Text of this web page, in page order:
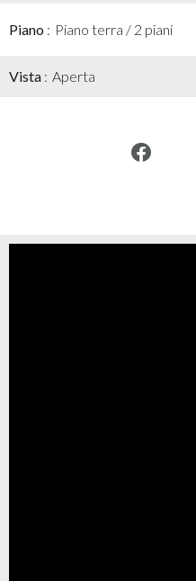
Piano Piano terra / 2 piani
Vista Aperta